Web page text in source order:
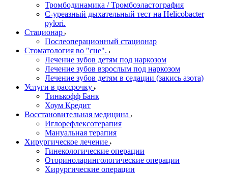
Тромбодинамика / Тромбоэластография
С-уреазный дыхательный тест на Helicobacter
pylori.
Стационар
Послеоперационный стационар
Стоматология во "сне".
Лечение зубов детям под наркозом
Лечение зубов взрослым под наркозом
Лечение зубов детям в седации (закись азота)
Услуги в рассрочку
Тинькофф Банк
Хоум Кредит
Восстановительная медицина
Иглорефлексотерапия
Мануальная терапия
Хирургическое лечение
Гинекологические операции
Оториноларингологические операции
Хирургические операции